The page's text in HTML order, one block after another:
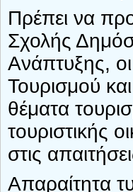
Πρέπει να
Σχολής
Ανάπτυξης,
Τουρισμού
θέματα
τουριστικής
στις
Απαραίτητα